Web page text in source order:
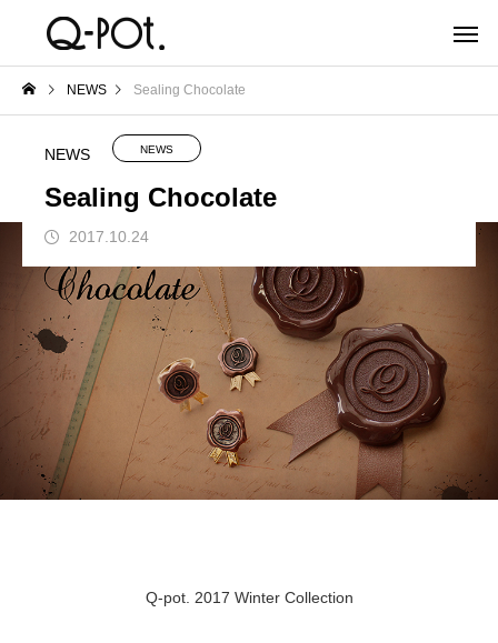
NEWS Sealing Chocolate
NEWS NEWS
Sealing Chocolate
2017.10.24
Q-pot. 2017 Winter Collection